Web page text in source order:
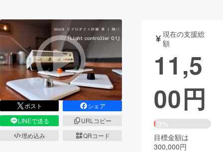
アート・写真 音楽
テクノロジー・ガジェット ゲーム・
映像・映画 書籍・雑誌
ビジネス・起業 チャレンジ
まちづくり・地域活性化
ポスト
シェア
LINEで送る
URLコピー
埋め込み
QRコード
現在の支援総
額
11,5
00円
3%
目標金額は
300,000円